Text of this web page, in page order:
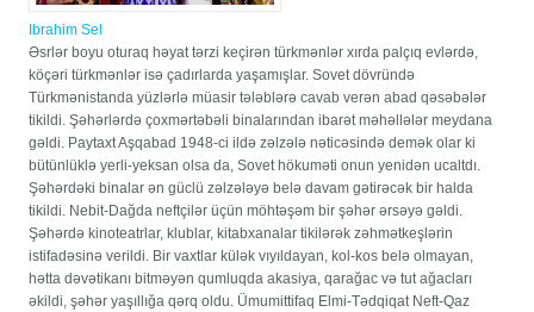
Ibrahim Sel
Əsrlər boyu oturaq həyat tərzi keçirən türkmənlər xırda palçıq evlərdə,
köçəri türkmənlər isə çadırlarda yaşamışlar. Sovet dövründə
Türkmənistanda yüzlərlə müasir tələblərə cavab verən abad qəsəbələr
tikildi. Şəhərlərdə çoxmərtəbəli binalarından ibarət məhəllələr meydana
gəldi. Paytaxt Aşqabad 1948-ci ildə zəlzələ nəticəsində demək olar ki
bütünlüklə yerli-yeksan olsa da, Sovet hökuməti onun yenidən ucaltdı.
Şəhərdəki binalar ən güclü zəlzələyə belə davam gətirəcək bir halda
tikildi. Nebit-Dağda neftçilər üçün möhtəşəm bir şəhər ərsəyə gəldi.
Şəhərdə kinoteatrlar, klublar, kitabxanalar tikilərək zəhmətkeşlərin
istifadəsinə verildi. Bir vaxtlar külək vıyıldayan, kol-kos belə olmayan,
hətta dəvətikanı bitməyən qumluqda akasiya, qarağac və tut ağacları
əkildi, şəhər yaşıllığa qərq oldu. Ümumittifaq Elmi-Tədqiqat Neft-Qaz